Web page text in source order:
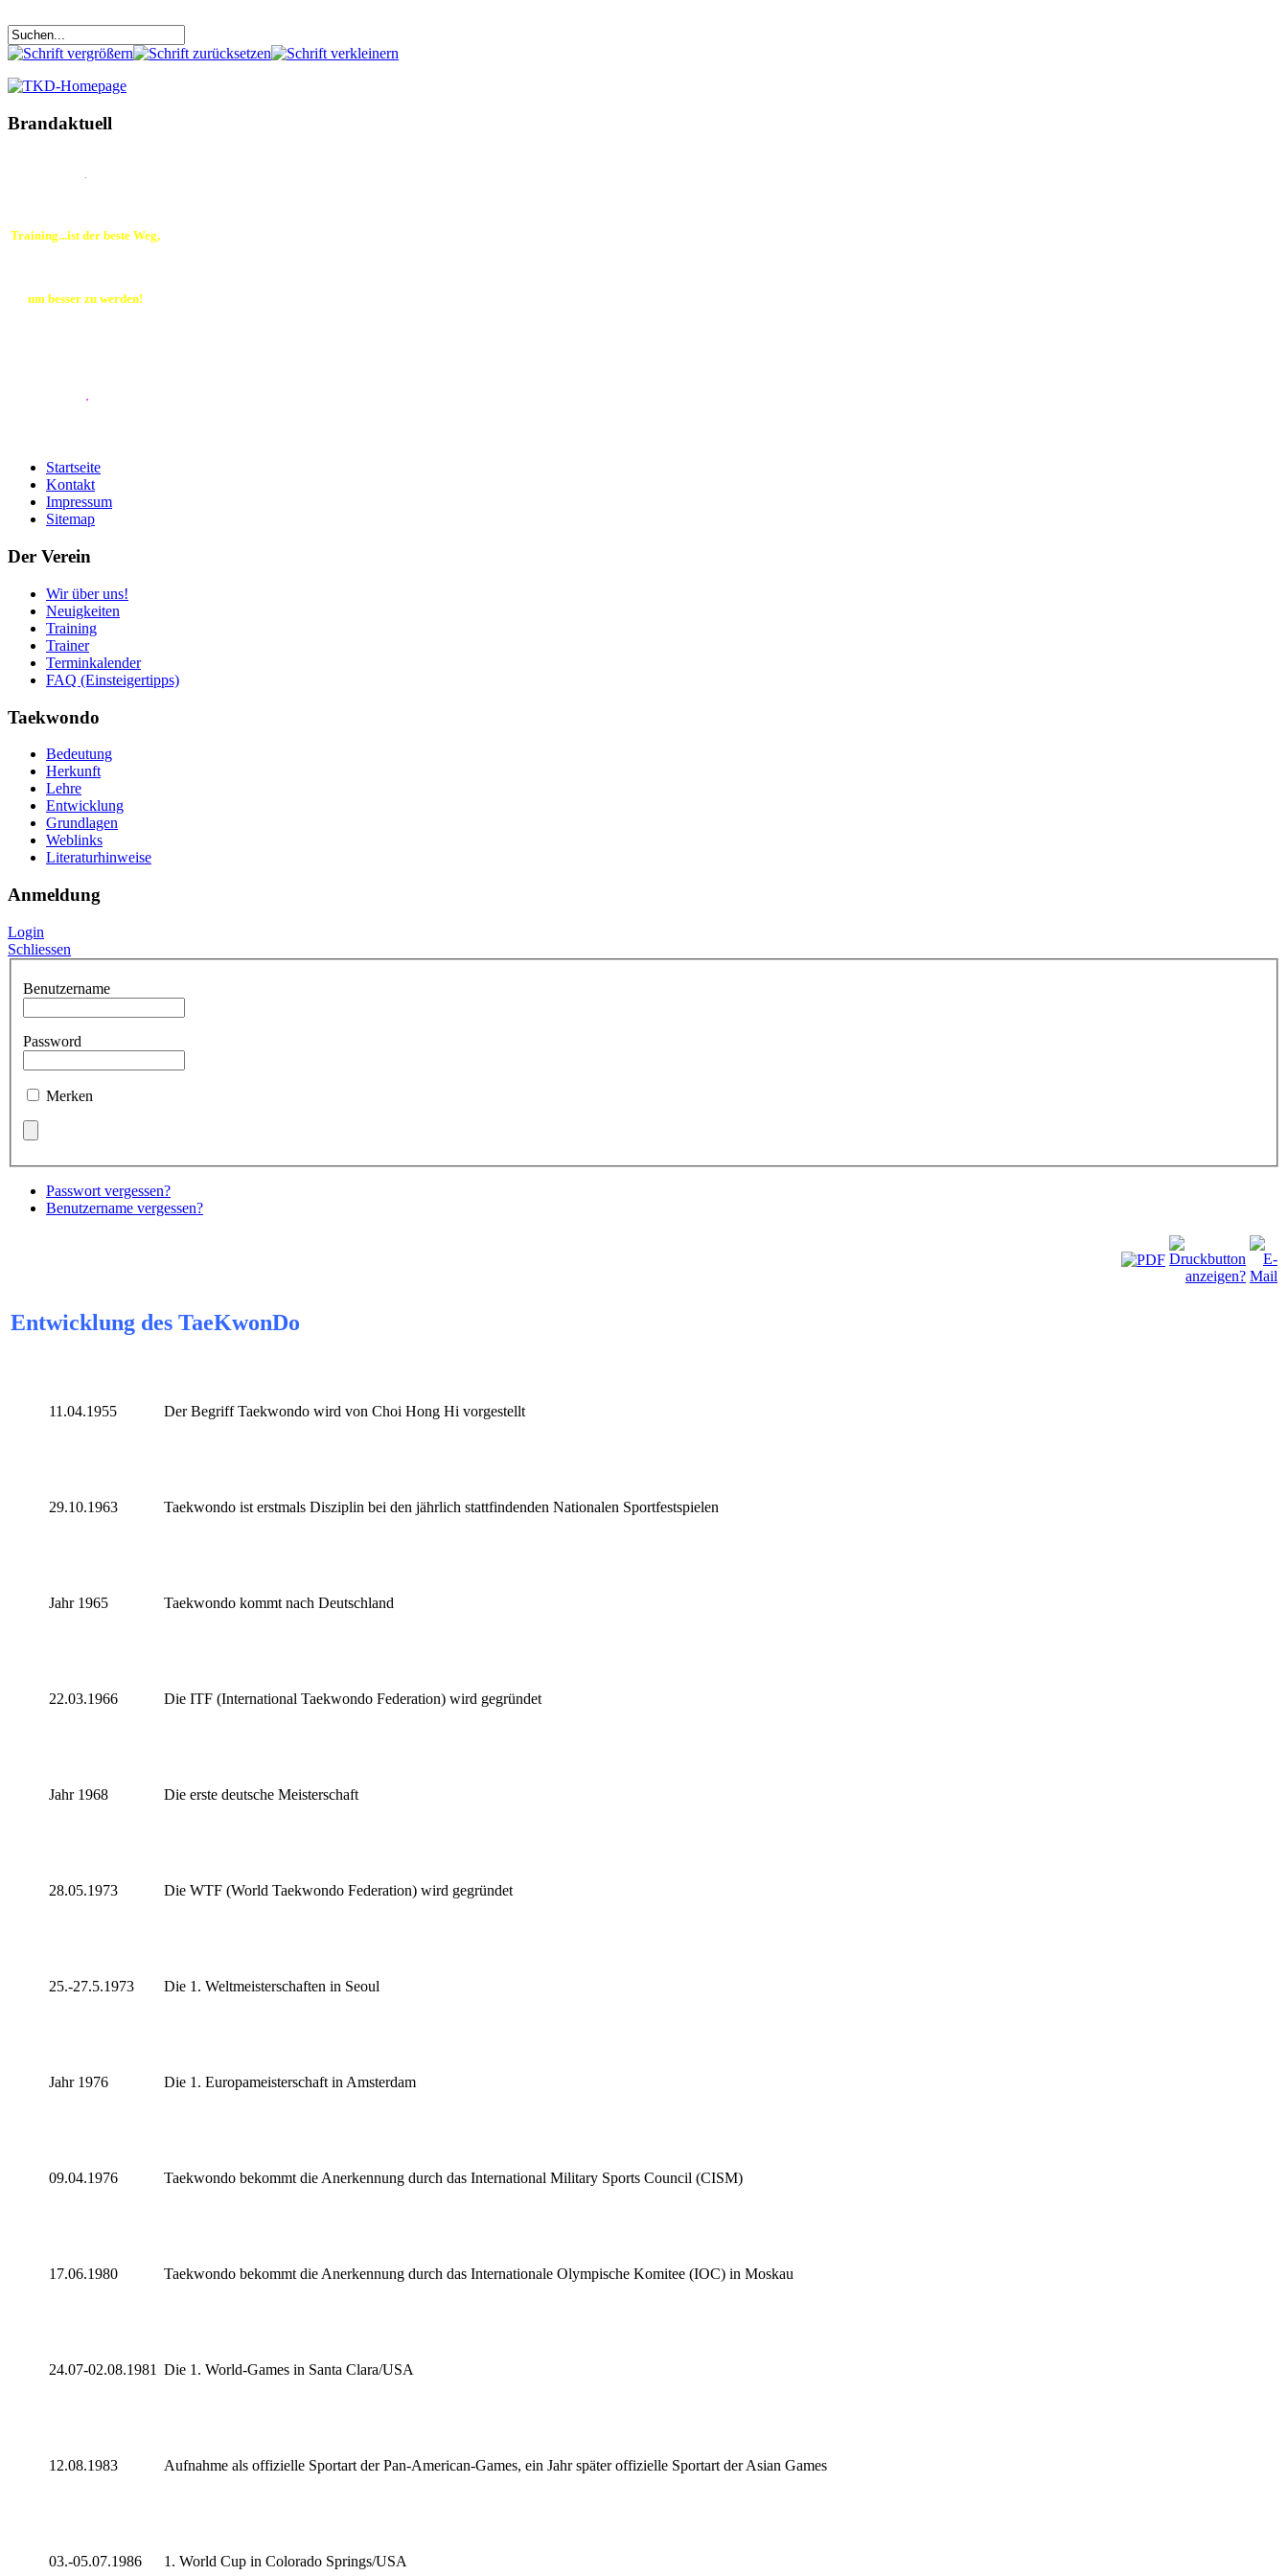
Brandaktuell
.
Training...ist der beste Weg,
um besser zu werden!
.
Startseite
Kontakt
Impressum
Sitemap
Der Verein
Wir über uns!
Neuigkeiten
Training
Trainer
Terminkalender
FAQ (Einsteigertipps)
Taekwondo
Bedeutung
Herkunft
Lehre
Entwicklung
Grundlagen
Weblinks
Literaturhinweise
Anmeldung
Login
Schliessen
Benutzername
Password
Merken
Passwort vergessen?
Benutzername vergessen?
Entwicklung des TaeKwonDo
11.04.1955 Der Begriff Taekwondo wird von Choi Hong Hi vorgestellt
29.10.1963 Taekwondo ist erstmals Disziplin bei den jährlich stattfindenden Nationalen Sportfestspielen
Jahr 1965 Taekwondo kommt nach Deutschland
22.03.1966 Die ITF (International Taekwondo Federation) wird gegründet
Jahr 1968 Die erste deutsche Meisterschaft
28.05.1973 Die WTF (World Taekwondo Federation) wird gegründet
25.-27.5.1973 Die 1. Weltmeisterschaften in Seoul
Jahr 1976 Die 1. Europameisterschaft in Amsterdam
09.04.1976 Taekwondo bekommt die Anerkennung durch das International Military Sports Council (CISM)
17.06.1980 Taekwondo bekommt die Anerkennung durch das Internationale Olympische Komitee (IOC) in Moskau
24.07-02.08.1981 Die 1. World-Games in Santa Clara/USA
12.08.1983 Aufnahme als offizielle Sportart der Pan-American-Games, ein Jahr später offizielle Sportart der Asian Games
03.-05.07.1986 1. World Cup in Colorado Springs/USA